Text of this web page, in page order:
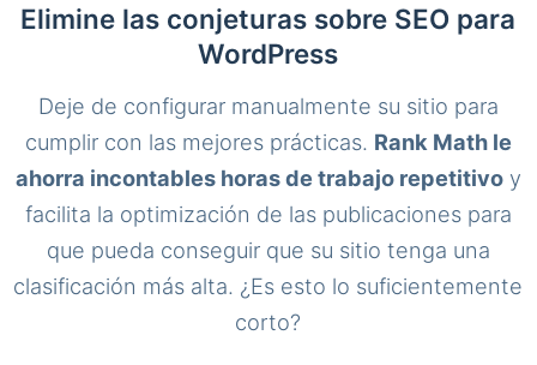
Elimine las conjeturas sobre SEO para
WordPress
Deje de configurar manualmente su sitio para
cumplir con las mejores prácticas. Rank Math le
ahorra incontables horas de trabajo repetitivoy
facilita la optimización de las publicaciones para
que pueda conseguir que su sitio tenga una
clasificación más alta. ¿Es esto lo suficientemente
corto?